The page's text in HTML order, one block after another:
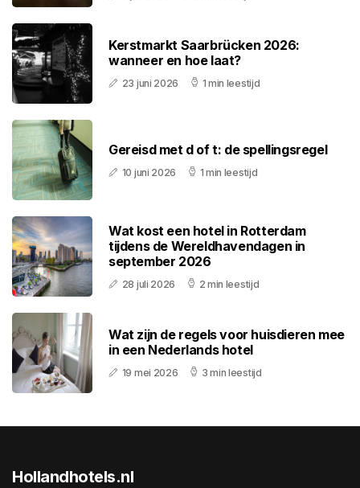
Kerstmarkt Saarbrücken 2026:
wanneer en hoe laat?
23 juni 2026 1 min leestijd
Gereisd met d of t: de spellingsregel
10 juni 2026 1 min leestijd
Wat kost een hotel in Rotterdam
tijdens de Wereldhavendagen in
september 2026
28 juli 2026 2 min leestijd
Wat zijn de regels voor huisdieren mee
in een Nederlands hotel
19 mei 2026 3 min leestijd
Hollandhotels.nl